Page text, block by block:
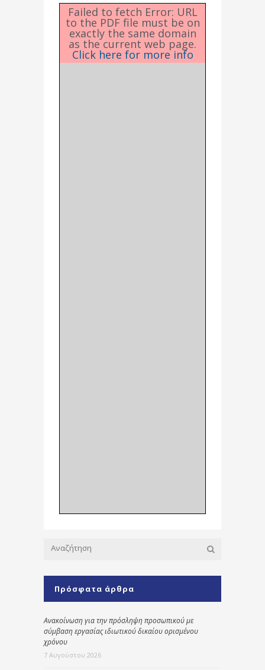
Failed to fetch Error: URL
to the PDF file must be on
exactly the same domain
as the current web page.
Click here for more info
Πρόσφατα άρθρα
Ανακοίνωση για την πρόσληψη προσωπικού με
σύμβαση εργασίας ιδιωτικού δικαίου ορισμένου
χρόνου
7 Αυγούστου 2026